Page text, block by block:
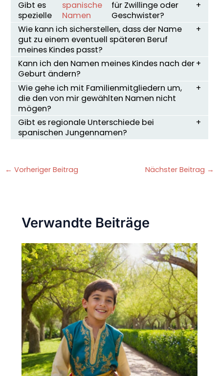
Gibt es
spezielle
spanische
Namen
für Zwillinge oder
Geschwister?
Wie kann ich sicherstellen, dass der Name
gut zu einem eventuell späteren Beruf
meines Kindes passt?
Kann ich den Namen meines Kindes nach der
Geburt ändern?
Wie gehe ich mit Familienmitgliedern um,
die den von mir gewählten Namen nicht
mögen?
Gibt es regionale Unterschiede bei
spanischen Jungennamen?
← Vorheriger Beitrag Nächster Beitrag →
Verwandte Beiträge